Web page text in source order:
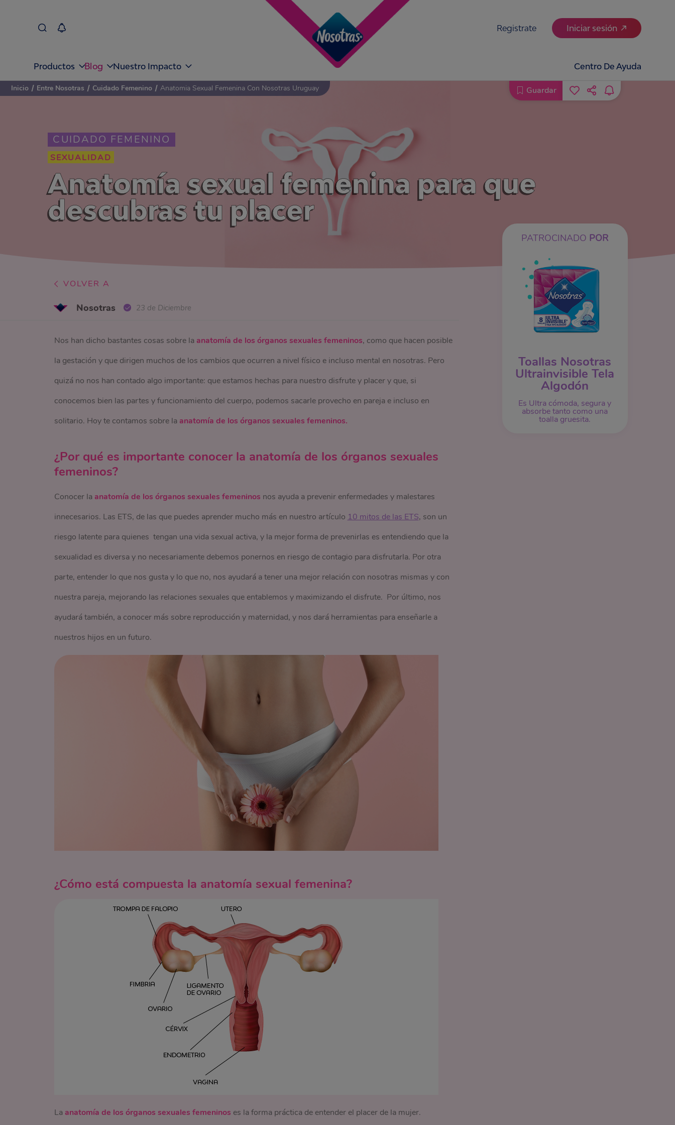
Registrate Iniciar sesión
Productos Blog Nuestro Impacto Centro De Ayuda
CUIDADO FEMENINO
SEXUALIDAD
Anatomía sexual femenina para que
descubras tu placer
PATROCINADO POR
Toallas Nosotras
Ultrainvisible Tela
Algodón
Es Ultra cómoda, segura y
absorbe tanto como una
toalla gruesita.
Inicio / Entre Nosotras / Cuidado Femenino / Anatomia Sexual Femenina Con Nosotras Uruguay Guardar
VOLVER A
Nosotras 23 de Diciembre
Nos han dicho bastantes cosas sobre la anatomía de los órganos sexuales femeninos, como que hacen posible
la gestación y que dirigen muchos de los cambios que ocurren a nivel físico e incluso mental en nosotras. Pero
quizá no nos han contado algo importante: que estamos hechas para nuestro disfrute y placer y que, si
conocemos bien las partes y funcionamiento del cuerpo, podemos sacarle provecho en pareja e incluso en
solitario. Hoy te contamos sobre la anatomía de los órganos sexuales femeninos.
¿Por qué es importante conocer la anatomía de los órganos sexuales
femeninos?
Conocer la anatomía de los órganos sexuales femeninos nos ayuda a prevenir enfermedades y malestares
innecesarios. Las ETS, de las que puedes aprender mucho más en nuestro artículo 10 mitos de las ETS, son un
riesgo latente para quienes tengan una vida sexual activa, y la mejor forma de prevenirlas es entendiendo que la
sexualidad es diversa y no necesariamente debemos ponernos en riesgo de contagio para disfrutarla. Por otra
parte, entender lo que nos gusta y lo que no, nos ayudará a tener una mejor relación con nosotras mismas y con
nuestra pareja, mejorando las relaciones sexuales que entablemos y maximizando el disfrute. Por último, nos
ayudará también, a conocer más sobre reproducción y maternidad, y nos dará herramientas para enseñarle a
nuestros hijos en un futuro.
¿Cómo está compuesta la anatomía sexual femenina?
La anatomía de los órganos sexuales femeninos es la forma práctica de entender el placer de la mujer.